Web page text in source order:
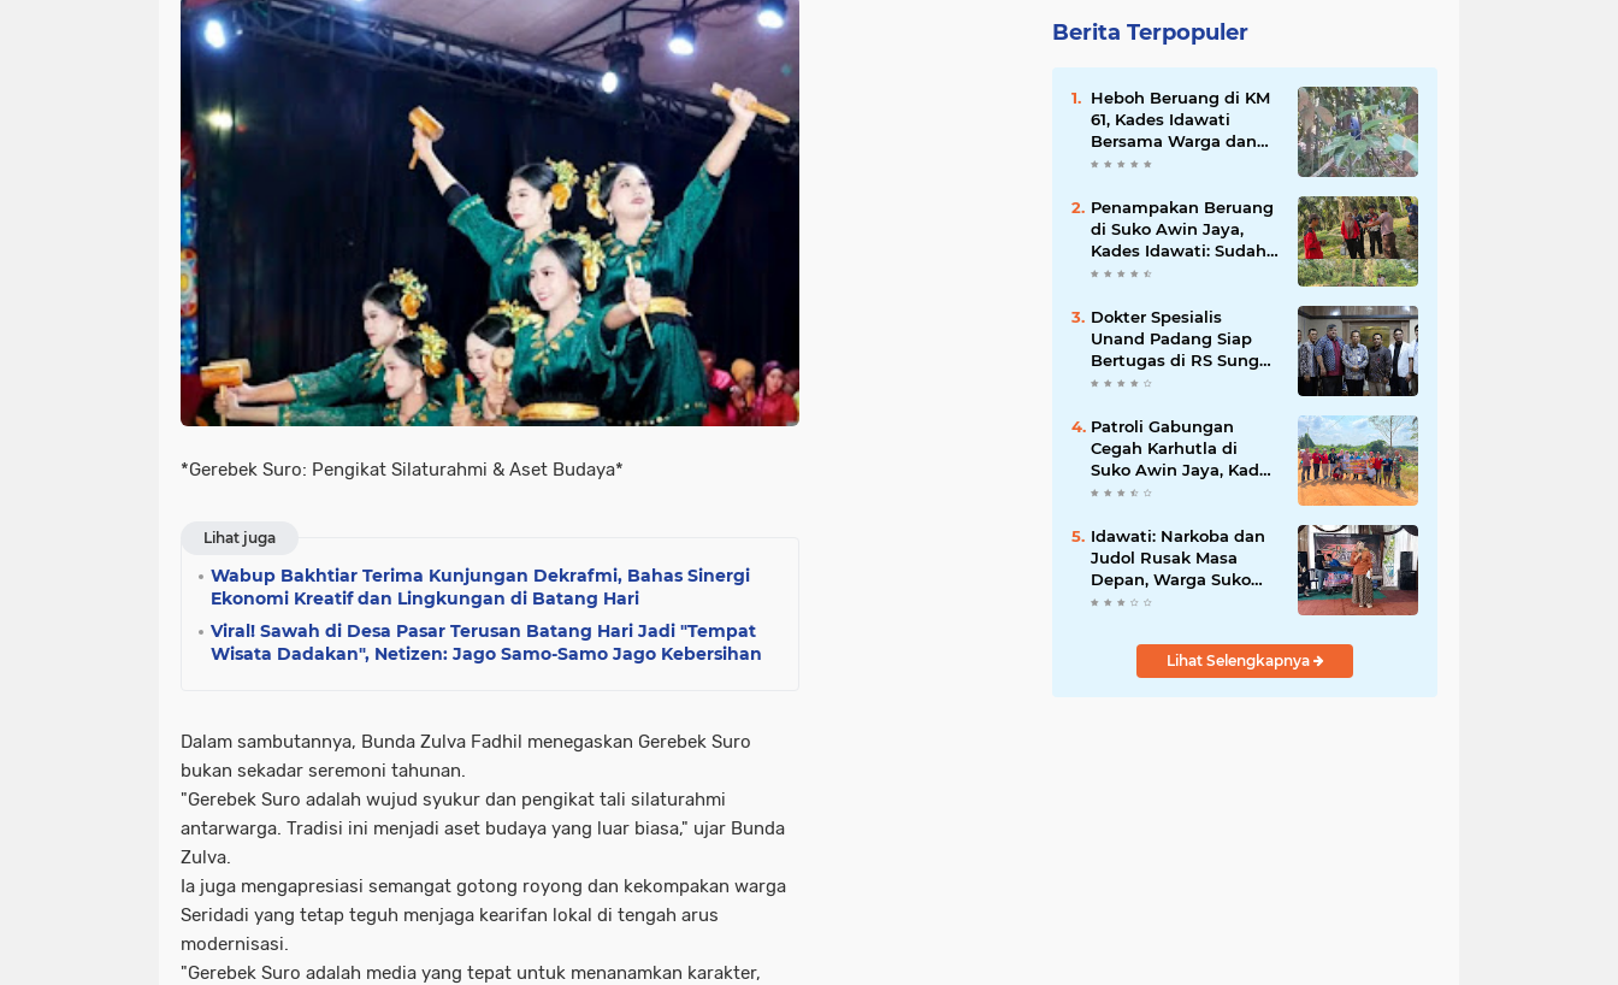
*Gerebek Suro: Pengikat Silaturahmi & Aset Budaya*
Lihat juga
Wabup Bakhtiar Terima Kunjungan Dekrafmi, Bahas Sinergi
Ekonomi Kreatif dan Lingkungan di Batang Hari
Viral! Sawah di Desa Pasar Terusan Batang Hari Jadi "Tempat
Wisata Dadakan", Netizen: Jago Samo-Samo Jago Kebersihan
Dalam sambutannya, Bunda Zulva Fadhil menegaskan Gerebek Suro
bukan sekadar seremoni tahunan.
"Gerebek Suro adalah wujud syukur dan pengikat tali silaturahmi
antarwarga. Tradisi ini menjadi aset budaya yang luar biasa," ujar Bunda
Zulva.
Ia juga mengapresiasi semangat gotong royong dan kekompakan warga
Seridadi yang tetap teguh menjaga kearifan lokal di tengah arus
modernisasi.
"Gerebek Suro adalah media yang tepat untuk menanamkan karakter,
Berita Terpopuler
Heboh Beruang di KM
61, Kades Idawati
Bersama Warga dan
BPD Turun Langsung
Penampakan Beruang
di Suko Awin Jaya,
Kades Idawati: Sudah
Lapor BKSDA Jambi
Dokter Spesialis
Unand Padang Siap
Bertugas di RS Sungai
Bahar, Bupati BBS
Patroli Gabungan
Cegah Karhutla di
Suko Awin Jaya, Kades
Idawati Gandeng PT
Idawati: Narkoba dan
Judol Rusak Masa
Depan, Warga Suko
Awin Jaya Diminta
Lihat Selengkapnya